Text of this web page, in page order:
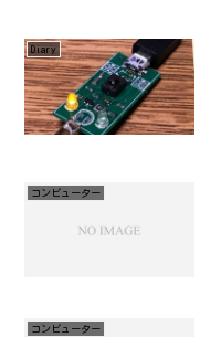
Diary
コンビューター
コンビューター